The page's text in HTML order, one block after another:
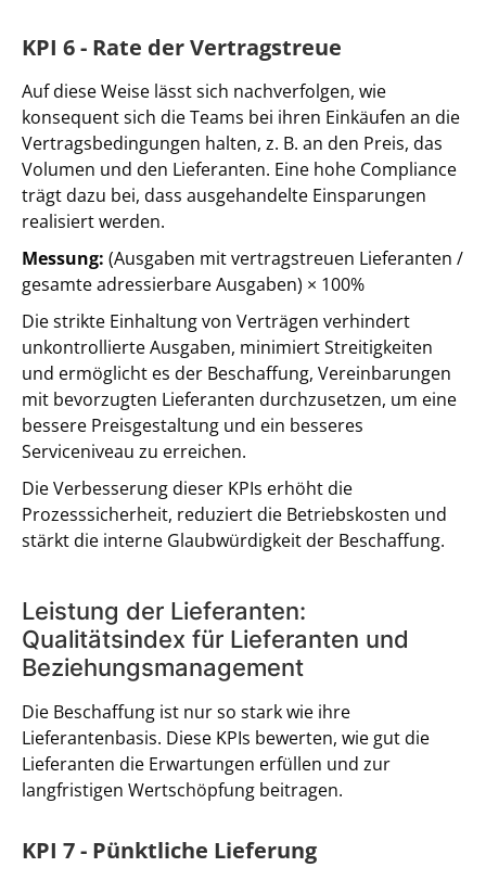
KPI 6 - Rate der Vertragstreue
Auf diese Weise lässt sich nachverfolgen, wie
konsequent sich die Teams bei ihren Einkäufen an die
Vertragsbedingungen halten, z. B. an den Preis, das
Volumen und den Lieferanten. Eine hohe Compliance
trägt dazu bei, dass ausgehandelte Einsparungen
realisiert werden.
Messung: (Ausgaben mit vertragstreuen Lieferanten /
gesamte adressierbare Ausgaben) × 100%
Die strikte Einhaltung von Verträgen verhindert
unkontrollierte Ausgaben, minimiert Streitigkeiten
und ermöglicht es der Beschaffung, Vereinbarungen
mit bevorzugten Lieferanten durchzusetzen, um eine
bessere Preisgestaltung und ein besseres
Serviceniveau zu erreichen.
Die Verbesserung dieser KPIs erhöht die
Prozesssicherheit, reduziert die Betriebskosten und
stärkt die interne Glaubwürdigkeit der Beschaffung.
Leistung der Lieferanten:
Qualitätsindex für Lieferanten und
Beziehungsmanagement
Die Beschaffung ist nur so stark wie ihre
Lieferantenbasis. Diese KPIs bewerten, wie gut die
Lieferanten die Erwartungen erfüllen und zur
langfristigen Wertschöpfung beitragen.
KPI 7 - Pünktliche Lieferung